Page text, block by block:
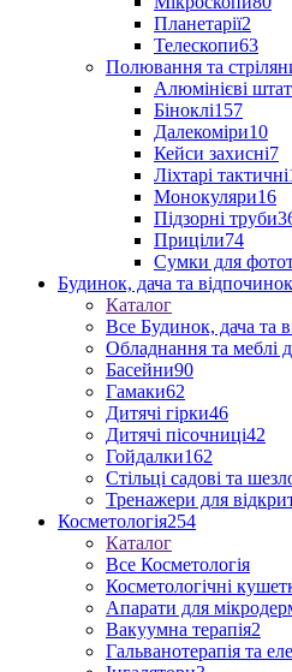
Планетарії2
Телескопи63
Полювання та
Алюмінієві
Біноклі157
Далекоміри10
Кейси захисні7
Ліхтарі тактичні
Монокуляри16
Підзорні труби
Приціли74
Сумки для
Будинок, дача та відпочинок
Каталог
Все Будинок, дача та
Обладнання та меблі
Басейни90
Гамаки62
Дитячі гірки46
Дитячі пісочниці42
Гойдалки162
Стільці садові та
Тренажери для
Косметологія254
Каталог
Все Косметологія
Косметологічні
Апарати для
Вакуумна терапія2
Гальванотерапія та